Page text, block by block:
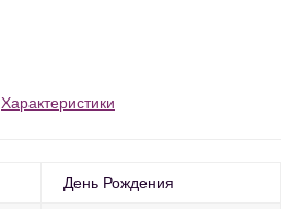
Характеристики
День Рождения